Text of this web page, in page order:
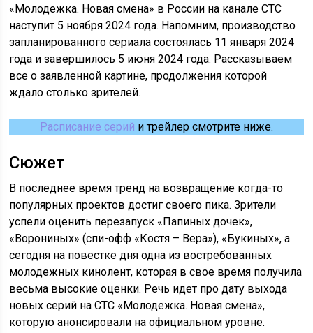
«Молодежка. Новая смена» в России на канале СТС
наступит 5 ноября 2024 года. Напомним, производство
запланированного сериала состоялась 11 января 2024
года и завершилось 5 июня 2024 года. Рассказываем
все о заявленной картине, продолжения которой
ждало столько зрителей.
Расписание серий и трейлер смотрите ниже.
Сюжет
В последнее время тренд на возвращение когда-то
популярных проектов достиг своего пика. Зрители
успели оценить перезапуск «Папиных дочек»,
«Ворониных» (спи-офф «Костя – Вера»), «Букиных», а
сегодня на повестке дня одна из востребованных
молодежных кинолент, которая в свое время получила
весьма высокие оценки. Речь идет про дату выхода
новых серий на СТС «Молодежка. Новая смена»,
которую анонсировали на официальном уровне.